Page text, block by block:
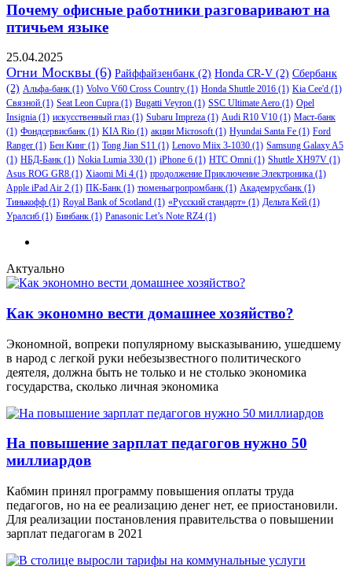
Почему офисные работники разговаривают на
птичьем языке
25.04.2025
Огни Москвы (6) Райффайзенбанк (2) Honda CR-V (2) Сбербанк
(2) Альфа-банк (1) Volvo V60 Cross Country (1) Honda Shuttle 2016 (1) Kia Cee'd (1)
Связной (1) Seat Leon Cupra (1) Bugatti Veyron (1) SSC Ultimate Aero (1) Opel
Insignia (1) искусственный глаз (1) Subaru Impreza (1) Audi R10 V10 (1) Маст-банк
(1) Фондсервисбанк (1) KIA Rio (1) акции Microsoft(1) Hyundai Santa Fe (1) Ford
Ranger (1) Бен Кинг (1) Tong Jian S11 (1) Lenovo Miix 3-1030 (1) Samsung Galaxy A5
(1) НБД-Банк (1) Nokia Lumia 330 (1) iPhone 6 (1) HTC Omni (1) Shuttle XH97V (1)
Asus ROG GR8 (1) Xiaomi Mi 4 (1) продолжение Приключение Электроника (1)
Apple iPad Air 2 (1) ПК-Банк (1) тюменьагропромбанк (1) Академрусбанк (1)
Тинькофф (1) Royal Bank of Scotland (1) «Русский стандарт» (1) Дельта Кей (1)
Уралсиб (1) Бинбанк (1) Panasonic Let’s Note RZ4 (1)
Актуально
Как экономно вести домашнее хозяйство?
Экономной, вопреки популярному высказыванию, ушедшему
в народ с легкой руки небезызвестного политического
деятеля, должна быть не только и не столько экономика
государства, сколько личная экономика
На повышение зарплат педагогов нужно 50
миллиардов
Кабмин принял программу повышения оплаты труда
педагогов, но на ее реализацию денег нет, ее приостановили.
Для реализации постановления правительства о повышении
зарплат педагогам в 2021